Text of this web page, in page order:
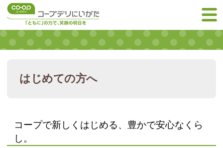
はじめての方へ
コープで新しくはじめる、豊かで安心なくら
し。